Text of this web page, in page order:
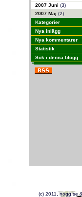
2007 Juni (3)
2007 Maj (2)
Kategorier
Nya inlägg
Nya kommentarer
Statistik
Sök i denna blogg
(c) 2011,